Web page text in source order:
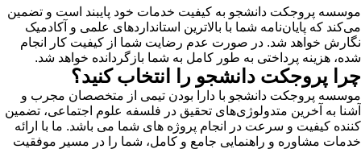
موسسه پروجکت دانشجو به کیفیت خدمات خود پایبند است و تضمین
می‌کند که پایان‌نامه شما با بالاترین استانداردهای علمی و آکادمیک
نگارش خواهد شد. در صورت عدم رضایت شما از کیفیت کار انجام
شده، هزینه پرداختی به طور کامل به شما بازگردانده خواهد شد.
چرا پروجکت دانشجو را انتخاب کنید؟
موسسه پروجکت دانشجو با دارا بودن تیمی از متخصصان مجرب و
آشنا به آخرین متدولوژی‌های تحقیق در فلسفه علوم اجتماعی، تضمین
کننده کیفیت و سرعت در انجام پروژه های شما می باشد. ما با ارائه
خدمات مشاوره و راهنمایی جامع و کامل، شما را در مسیر موفقیت